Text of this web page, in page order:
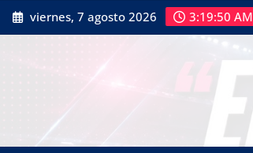
Saltar
al
viernes, 7 agosto 2026 3:19:52 AM